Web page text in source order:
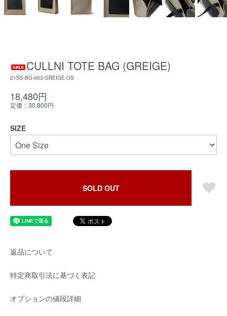
CULLNI TOTE BAG (GREIGE)
21SS-BG-003-GREIGE-OS
18,480円
定価：30,800円
SIZE
SOLD OUT
返品について
特定商取引法に基づく表記
オプションの値段詳細